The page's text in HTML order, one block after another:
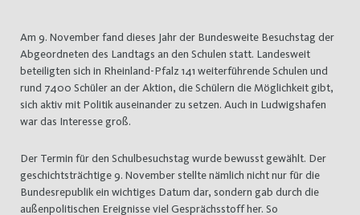
Am 9. November fand dieses Jahr der Bundesweite Besuchstag der
Abgeordneten des Landtags an den Schulen statt. Landesweit
beteiligten sich in Rheinland-Pfalz 141 weiterführende Schulen und
rund 7400 Schüler an der Aktion, die Schülern die Möglichkeit gibt,
sich aktiv mit Politik auseinander zu setzen. Auch in Ludwigshafen
war das Interesse groß.
Der Termin für den Schulbesuchstag wurde bewusst gewählt. Der
geschichtsträchtige 9. November stellte nämlich nicht nur für die
Bundesrepublik ein wichtiges Datum dar, sondern gab durch die
außenpolitischen Ereignisse viel Gesprächsstoff her. So